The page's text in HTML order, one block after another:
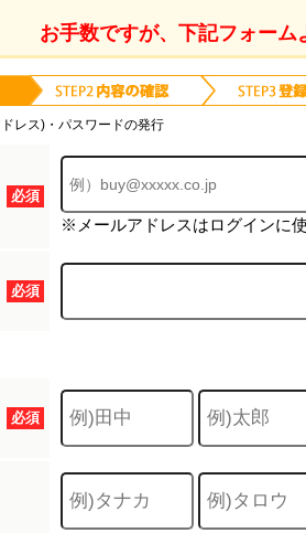
お手数ですが、下記フォーム
レス)・パスワードの発行
必須
※メールアドレスはログインに使
必須
必須